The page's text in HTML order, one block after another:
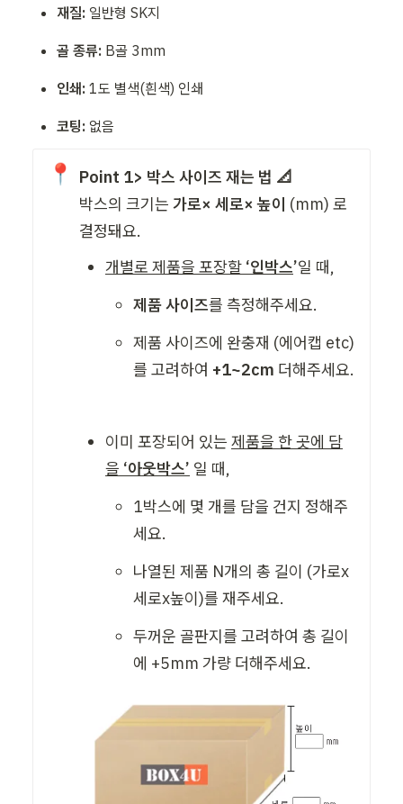
재질: 일반형 SK지
골 종류: B골 3mm
인쇄: 1도 별색(흰색) 인쇄
코팅: 없음
📍
Point 1> 박스 사이즈 재는 법 📐
박스의 크기는 가로× 세로× 높이 (mm) 로
결정돼요.
개별로 제품을 포장할 ‘인박스’일 때,
제품 사이즈를 측정해주세요.
제품 사이즈에 완충재 (에어캡 etc)
를 고려하여 +1~2cm
이미 포장되어 있는 제품을 한 곳에 담
을 ‘아웃박스’ 일 때,
1박스에 몇 개를 담을 건지 정해주
세요.
나열된 제품 N개의 총 길이 (가로x
세로x높이)를 재주세요.
두꺼운 골판지를 고려하여 총 길이
에 +5mm 가량 더해주세요.